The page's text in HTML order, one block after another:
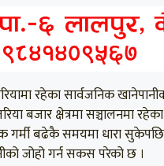
रहेका सार्वजनिक
बजार क्षेत्रमा सञ्चालनमा
गर्मी बढेकै समयमा धारा
जोहो गर्न सकस परेको छ ।